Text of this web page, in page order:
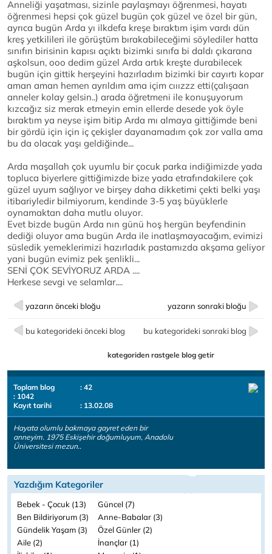
Anneliği yaşatması, sizinle paylaşmayı öğrenmesi, hayatı
öğrenmesi hepsi çok güzel bugün çok güzel ve özel bir gün,
ayrıca bugün Arda yı ilkdefa kreşe bıraktım işim vardı dün
kreş yetkilileri ile görüştüm bırakabileceğimi söylediler hatta
sınıfın birisinin kapısı açıktı bizimki sınıfa bi daldı çıkarana
aşkolsun, ooo dedim güzel Arda artık kreşte durabilecek
bugün için gittik herşeyini hazırladım bizimki bir cayırtı kopar
aman aman hemen ayrıldım ama içim cııızzz etti(çalışaan
anneler kolay gelsin..) arada öğretmeni ile konuşuyorum
kızcağız siz merak etmeyin emin ellerde desede yok öyle
bıraktım ya neyse işim bitip Arda mı almaya gittiğimde beni
bir gördü için için iç çekişler dayanamadım çok zor valla ama
bu da olacak yaşı geldiğinde...
Arda maşallah çok uyumlu bir çocuk parka indiğimizde yada
topluca biyerlere gittiğimizde bize yada etrafındakilere çok
güzel uyum sağlıyor ve birşey daha dikketimi çekti belki yaşı
itibariyledir bilmiyorum, kendinde 3-5 yaş büyüklerle
oynamaktan daha mutlu oluyor.
Evet bizde bugün Arda nın günü hoş hergün beyfendinin
dediği oluyor ama bugün Arda ile inatlaşmayacağım, evimizi
süsledik yemeklerimizi hazırladık pastamızda akşama geliyor
yani bugün evimiz pek şenlikli...
SENİ ÇOK SEVİYORUZ ARDA ....
Herkese sevgi ve selamlar....
yazarın önceki bloğu yazarın sonraki bloğu
bu kategorideki önceki blog bu kategorideki sonraki blog
kategoriden rastgele blog getir
Toplam blog
: 42
: 1042
Kayıt tarihi
: 13.02.08
Hayata olumlu bakmaya gayret eden bir
anneyim. 1975 Eskişehir doğumluyum, Anadolu
Üniversitesi mezun..
Yazdığım Kategoriler
Bebek - Çocuk (13)
Güncel (7)
Ben Bildiriyorum (3)
Anne-Babalar (3)
Gündelik Yaşam (3)
Özel Günler (2)
Aile (2)
İnançlar (1)